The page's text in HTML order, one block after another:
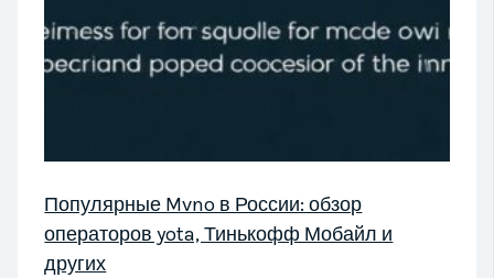
Популярные Mvno в России: обзор
операторов yota, Тинькофф Мобайл и
других